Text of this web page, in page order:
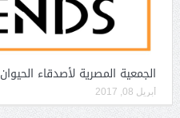
الجمعية المصرية لأصدقاء الحيوان ESAF
أبريل 08, 2017